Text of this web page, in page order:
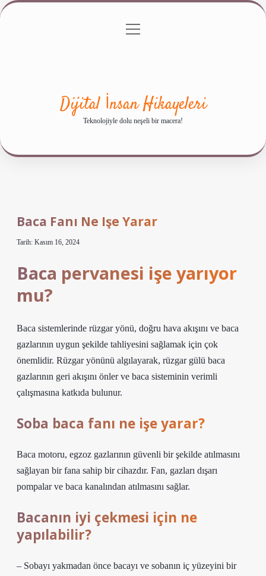
Gizlilik Politikası
menüyü
Dijital İnsan Hikayeleri
Teknolojiyle dolu neşeli bir macera!
Baca Fanı Ne Işe Yarar
Tarih: Kasım 16, 2024
Baca pervanesi işe yarıyor
mu?
Baca sistemlerinde rüzgar yönü, doğru hava akışını ve baca
gazlarının uygun şekilde tahliyesini sağlamak için çok
önemlidir. Rüzgar yönünü algılayarak, rüzgar gülü baca
gazlarının geri akışını önler ve baca sisteminin verimli
çalışmasına katkıda bulunur.
Soba baca fanı ne işe yarar?
Baca motoru, egzoz gazlarının güvenli bir şekilde atılmasını
sağlayan bir fana sahip bir cihazdır. Fan, gazları dışarı
pompalar ve baca kanalından atılmasını sağlar.
Bacanın iyi çekmesi için ne
yapılabilir?
– Sobayı yakmadan önce bacayı ve sobanın iç yüzeyini bir